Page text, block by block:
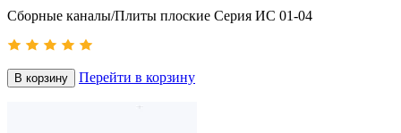
Сборные каналы/Плиты плоские Серия ИС 01-04
В корзину Перейти в корзину